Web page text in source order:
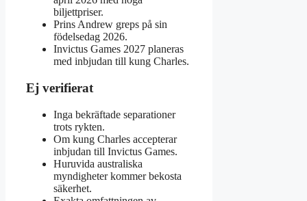
biljettpriser.
Prins Andrew greps på sin
födelsedag 2026.
Invictus Games 2027 planeras
med inbjudan till kung Charles.
Ej verifierat
Inga bekräftade separationer
trots rykten.
Om kung Charles accepterar
inbjudan till Invictus Games.
Huruvida australiska
myndigheter kommer bekosta
säkerhet.